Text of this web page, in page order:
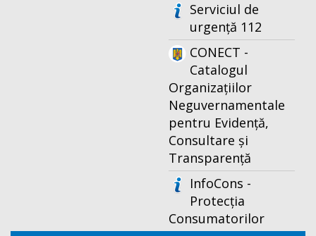
Serviciul de
urgență 112
CONECT -
Catalogul
Organizațiilor
Neguvernamentale
pentru Evidență,
Consultare și
Transparență
InfoCons -
Protecția
Consumatorilor